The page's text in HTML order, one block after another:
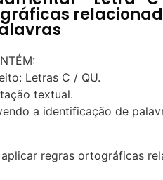
Letras C / QU.
textual.
a identificação de
regras ortográficas